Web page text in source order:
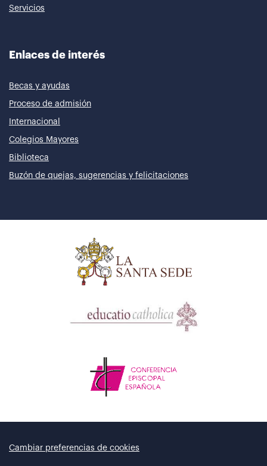
Servicios
Enlaces de interés
Becas y ayudas
Proceso de admisión
Internacional
Colegios Mayores
Biblioteca
Buzón de quejas, sugerencias y felicitaciones
Cambiar preferencias de cookies